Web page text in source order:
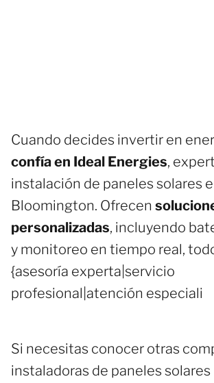
Cuando decides invertir en
confía en Ideal Energies,
instalación de paneles solares
Bloomington. Ofrecen
personalizadas, incluyendo
y monitoreo en tiempo real,
{asesoría experta|servicio
profesional|atención especiali
Si necesitas conocer otras
instaladoras de paneles